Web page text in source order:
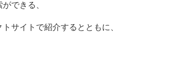
できる、
サイトで紹介するとともに、